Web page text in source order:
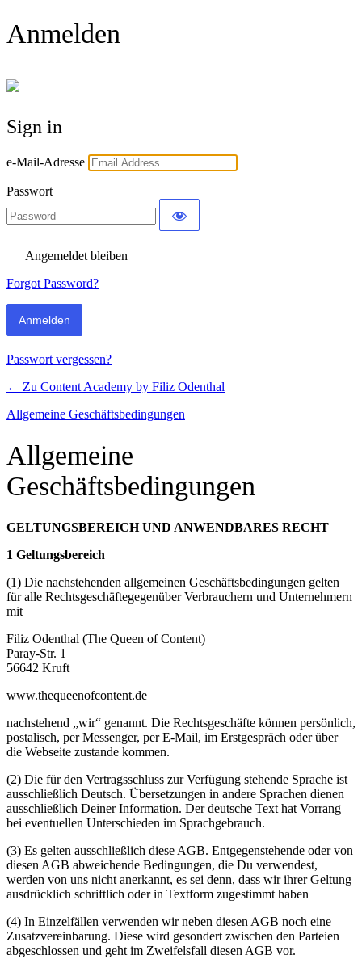
Anmelden
Sign in
e-Mail-Adresse
Passwort
Angemeldet bleiben
Forgot Password?
Passwort vergessen?
← Zu Content Academy by Filiz Odenthal
Allgemeine Geschäftsbedingungen
Allgemeine
Geschäftsbedingungen
GELTUNGSBEREICH UND ANWENDBARES RECHT
1 Geltungsbereich
(1) Die nachstehenden allgemeinen Geschäftsbedingungen gelten
für alle Rechtsgeschäftegegenüber Verbrauchern und Unternehmern
mit
Filiz Odenthal (The Queen of Content)
Paray-Str. 1
56642 Kruft
www.thequeenofcontent.de
nachstehend „wir“ genannt. Die Rechtsgeschäfte können persönlich,
postalisch, per Messenger, per E-Mail, im Erstgespräch oder über
die Webseite zustande kommen.
(2) Die für den Vertragsschluss zur Verfügung stehende Sprache ist
ausschließlich Deutsch. Übersetzungen in andere Sprachen dienen
ausschließlich Deiner Information. Der deutsche Text hat Vorrang
bei eventuellen Unterschieden im Sprachgebrauch.
(3) Es gelten ausschließlich diese AGB. Entgegenstehende oder von
diesen AGB abweichende Bedingungen, die Du verwendest,
werden von uns nicht anerkannt, es sei denn, dass wir ihrer Geltung
ausdrücklich schriftlich oder in Textform zugestimmt haben
(4) In Einzelfällen verwenden wir neben diesen AGB noch eine
Zusatzvereinbarung. Diese wird gesondert zwischen den Parteien
abgeschlossen und geht im Zweifelsfall diesen AGB vor.